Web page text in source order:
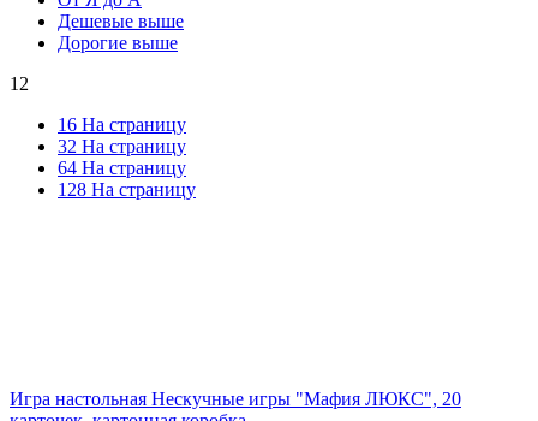
Дешевые выше
Дорогие выше
12
16 На страницу
32 На страницу
64 На страницу
128 На страницу
Игра настольная Нескучные игры "Мафия ЛЮКС", 20